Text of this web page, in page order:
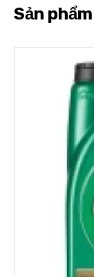
Sản